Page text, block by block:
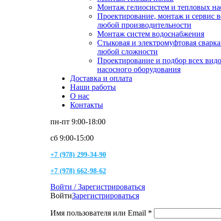
Монтаж гелиосистем и тепловых
Проектирование, монтаж и сервис
любой производительности
Монтаж систем водоснабжения
Стыковая и электромуфтовая
любой сложности
Проектирование и подбор всех
насосного оборудования
Доставка и оплата
Наши работы
О нас
Контакты
пн-пт 9:00-18:00
сб 9:00-15:00
+7 (978) 299-34-90
+7 (978) 662-98-62
Войти / Зарегистрироваться
ВойтиЗарегистрироваться
Имя пользователя или Email *